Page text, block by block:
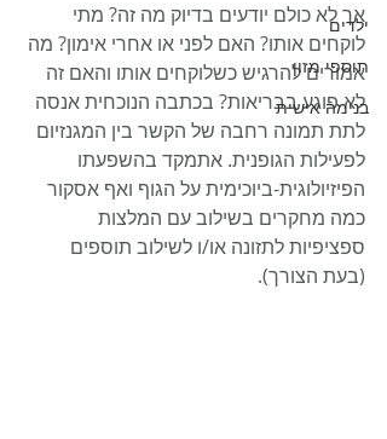
ילדים
תוספי מזון
בנימה אישית
אך לא כולם יודעים בדיוק מה זה? מתי
לוקחים אותו? האם לפני או אחרי אימון? מה
אמורים להרגיש כשלוקחים אותו והאם זה
לא פוגע בבריאות? בכתבה הנוכחית אנסה
לתת תמונה רחבה של הקשר בין המגנזיום
לפעילות הגופנית. אתמקד בהשפעתו
הפיזיולוגית-ביוכימית על הגוף ואף אסקור
כמה מחקרים בשילוב עם המלצות
ספציפיות לתזונה או/ו לשילוב תוספים
(בעת הצורך).